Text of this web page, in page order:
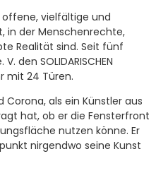
vielfältige und
in der Menschenrechte,
Realität sind. Seit fünf
den SOLIDARISCHEN
mit 24 Türen.
als ein Künstler aus
hat, ob er die Fensterfront
nutzen könne. Er
nirgendwo seine Kunst